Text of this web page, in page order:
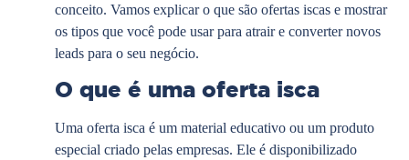
conceito. Vamos explicar o que são ofertas iscas e mostrar
os tipos que você pode usar para atrair e converter novos
leads para o seu negócio.
O que é uma oferta isca
Uma oferta isca é um material educativo ou um produto
especial criado pelas empresas. Ele é disponibilizado